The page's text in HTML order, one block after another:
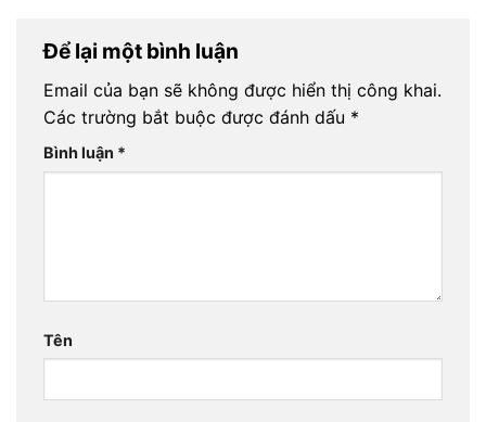
Để lại một bình luận
Email của bạn sẽ không được hiển thị công khai.
Các trường bắt buộc được đánh dấu *
Bình luận *
Tên